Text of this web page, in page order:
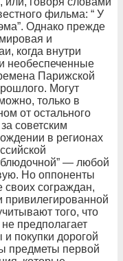
фильма: “ У
Однако прежде
и
когда внутри
необеспеченные
Парижской
Могут
только в
от остального
советским
в регионах
— любой
Но оппоненты
своих сограждан,
привилегированной
того, что
предполагает
покупки дорогой
предметы первой